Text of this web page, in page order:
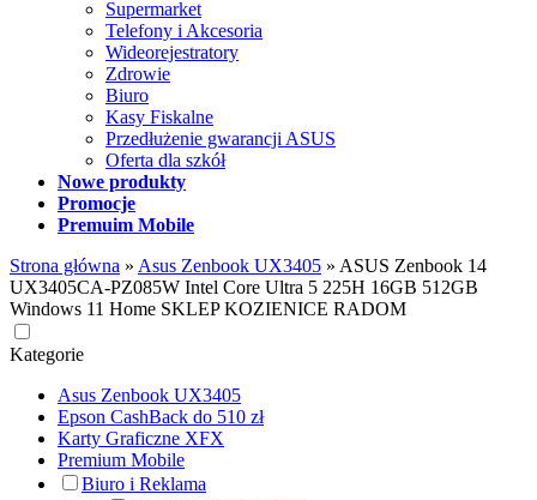
Supermarket
Telefony i Akcesoria
Wideorejestratory
Zdrowie
Biuro
Kasy Fiskalne
Przedłużenie gwarancji ASUS
Oferta dla szkół
Nowe produkty
Promocje
Premuim Mobile
Strona główna » Asus Zenbook UX3405 » ASUS Zenbook 14
UX3405CA-PZ085W Intel Core Ultra 5 225H 16GB 512GB
Windows 11 Home SKLEP KOZIENICE RADOM
Kategorie
Asus Zenbook UX3405
Epson CashBack do 510 zł
Karty Graficzne XFX
Premium Mobile
Biuro i Reklama